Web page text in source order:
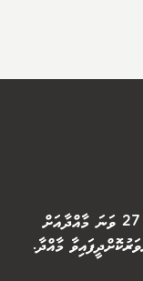
"ހަތާވީސް" މި ނަން ދެވިފައި ވަނީ ގާނޫނުއަސާސީގެ 27 ވަނަ މާއްދާއަށް
މާއްދާ.